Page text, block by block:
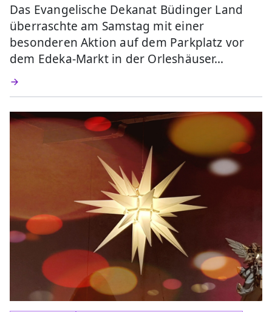
Das Evangelische Dekanat Büdinger Land
überraschte am Samstag mit einer
besonderen Aktion auf dem Parkplatz vor
dem Edeka-Markt in der Orleshäuser…